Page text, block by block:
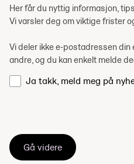
Her får du nyttig informasjon,
Vi varsler deg om viktige frister
Vi deler ikke e-postadressen din
andre, og du kan enkelt melde
Ja takk, meld meg på
Gå videre